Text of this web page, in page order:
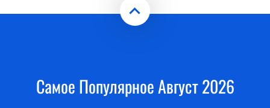
Самое Популярное Август 2026